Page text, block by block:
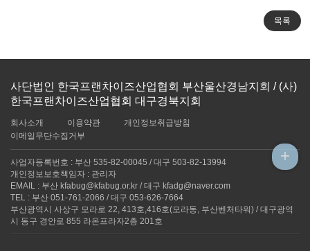
+
사단법인 한국프랜차이즈산업협회 부산울산경남지회 / (사)
한국프랜차이즈산업협회 대구경북지회
회사소개 이용약관
개인정보취급방침
이메일무단수집거부
사업자등록번호 : 부산 535-82-00045 / 대구 503-82-13994
개인정보보호책임자 : 관리자
EMAIL : 부산 kfabug@kfabug.or.kr / 대구 kfadg@naver.com
TEL : 부산 051-761-2066 / 대구 053-626-7664
부산광역시 사상구 모라로 22, 413호,416호(모라동, 부산벤처타워) / 대구광역
시 동구 경안로 855 라온프라자2층 201호